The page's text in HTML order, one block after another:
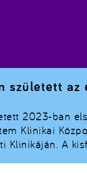
2023-ban
Klinikai
Klinikáján. A
született az